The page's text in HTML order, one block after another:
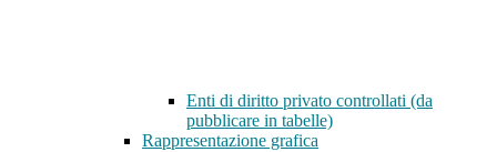
Enti di diritto privato controllati (da
pubblicare in tabelle)
Rappresentazione grafica